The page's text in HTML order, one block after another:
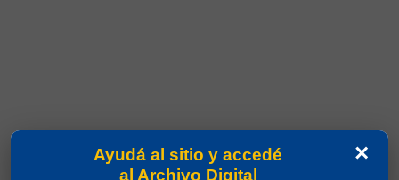
×
Ayudá al sitio y accedé
al Archivo Digital